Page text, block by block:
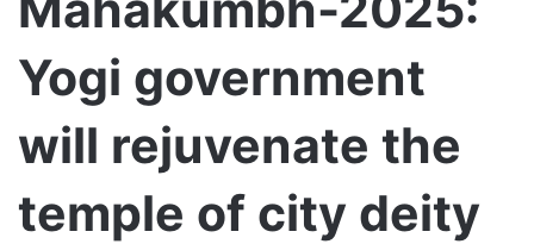
Yogi government
will rejuvenate the
temple of city deity